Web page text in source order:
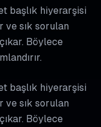
başlık hiyerarşisi
ve sık sorulan
Böylece
başlık hiyerarşisi
ve sık sorulan
Böylece